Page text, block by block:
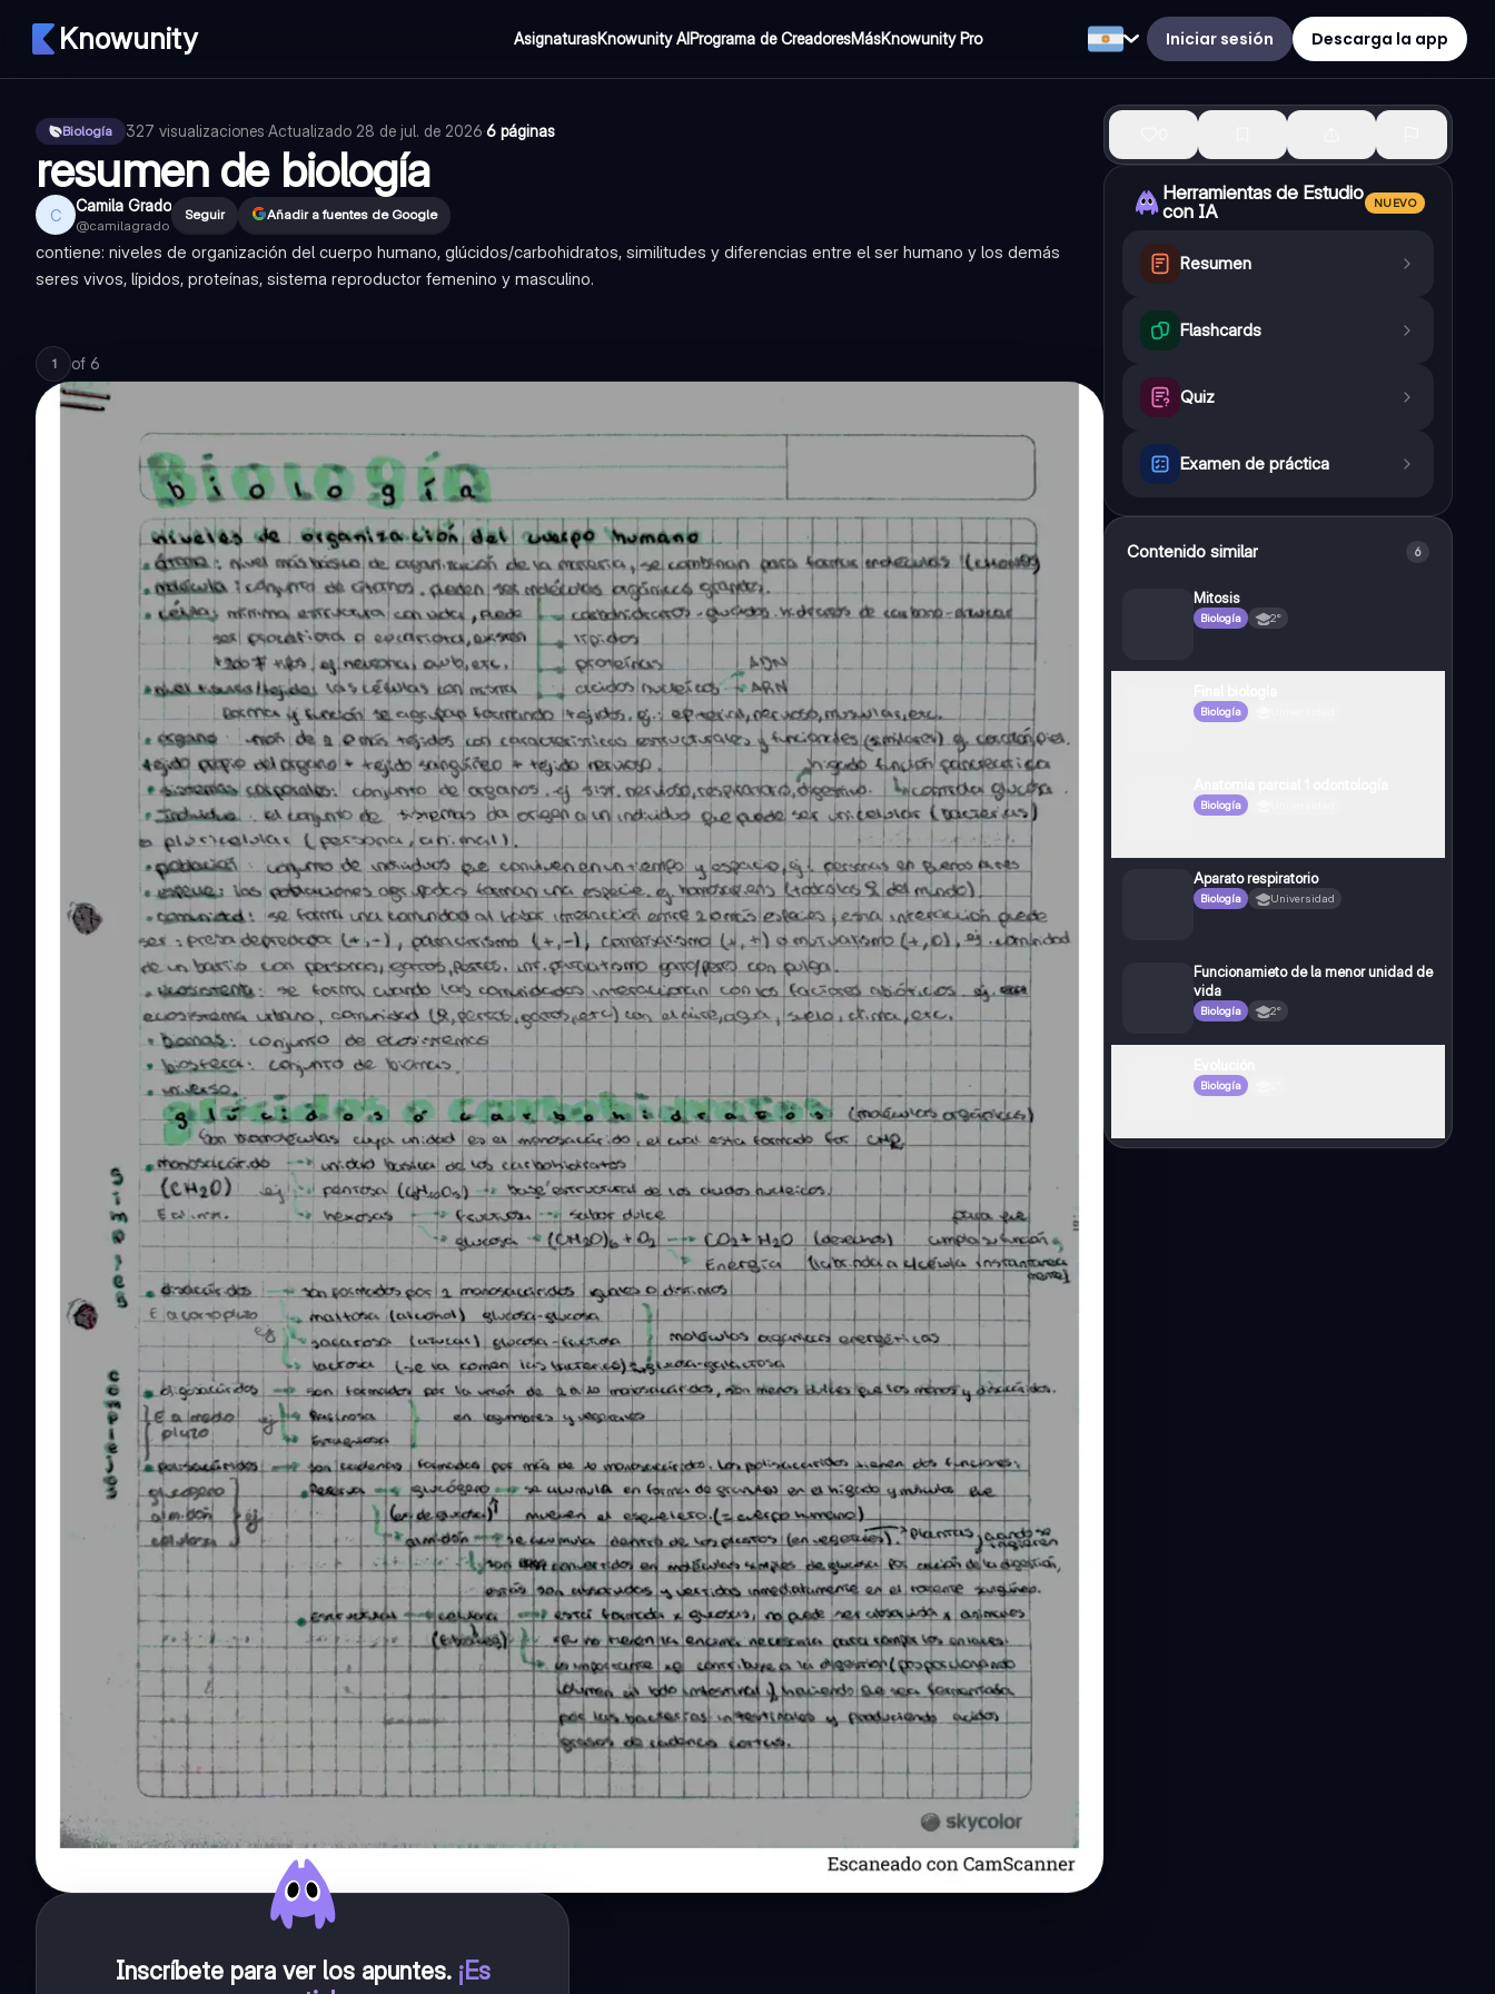
Knowunity AsignaturasKnowunity AIPrograma de CreadoresMásKnowunity Pro Iniciar sesión Descarga la app
Biología 327 visualizaciones·Actualizado 28 de jul. de 2026·6 páginas
resumen de biología
C Camila Grado
@camilagrado
Seguir Añadir a fuentes de Google
contiene: niveles de organización del cuerpo humano, glúcidos/carbohidratos, similitudes y diferencias entre el ser humano y los demás
seres vivos, lípidos, proteínas, sistema reproductor femenino y masculino.
1 of 6
Inscríbete para ver los apuntes. ¡Es
Herramientas de Estudio
con IA
NUEVO
Resumen
Flashcards
Quiz
Examen de práctica
Contenido similar 6
Mitosis
Biología 2°
Biología
Biología
Aparato respiratorio
Biología Universidad
Funcionamieto de la menor unidad de
vida
Biología 2°
Biología